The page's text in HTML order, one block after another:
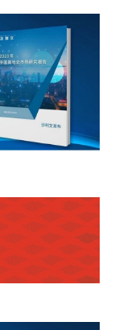
料
技
与装饰装潢